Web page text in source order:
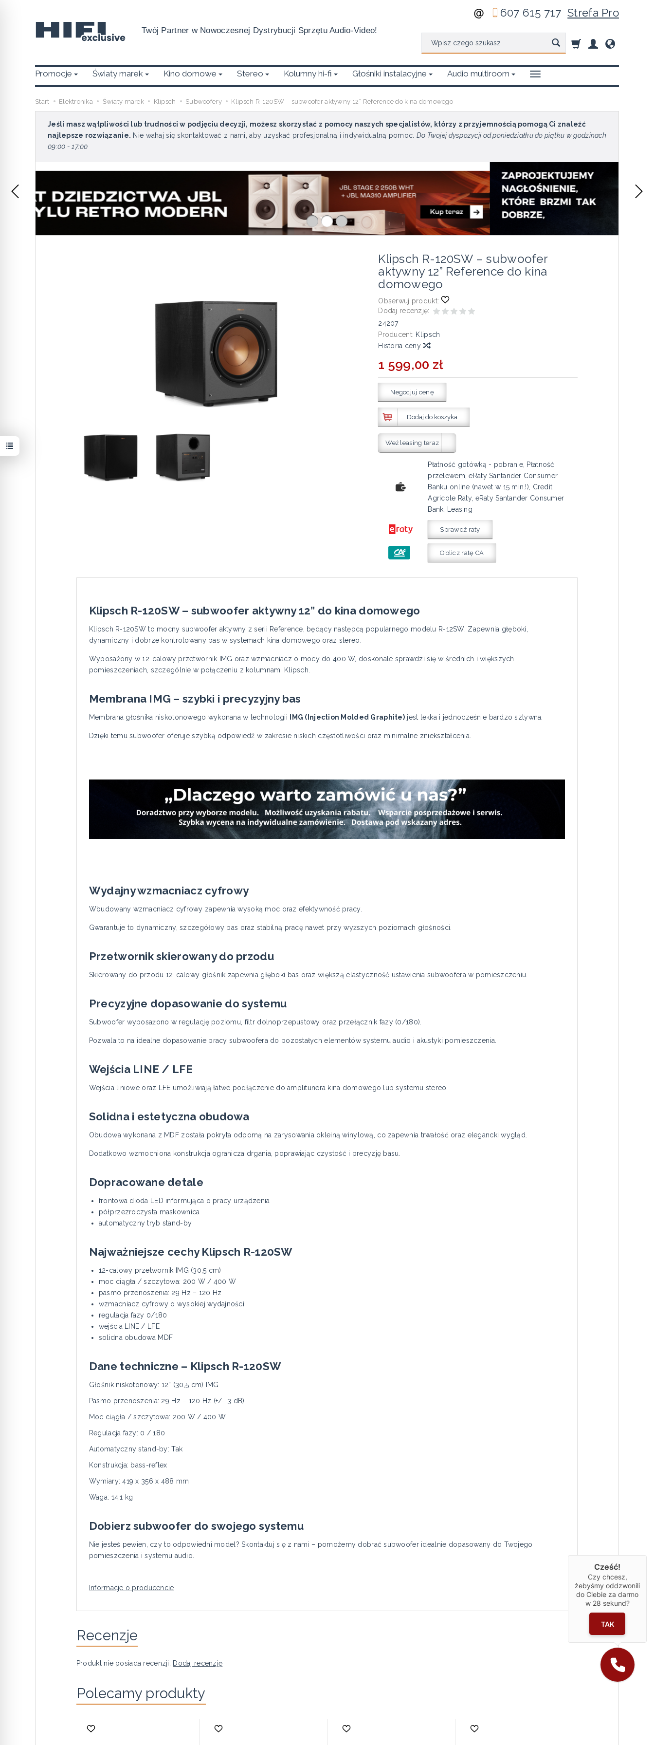
Twój Partner w Nowoczesnej Dystrybucji Sprzętu Audio-Video!
607 615 717Strefa Pro
Promocje Światy marek Kino domowe Stereo Kolumny hi-fi Głośniki instalacyjne Audio multiroom
Start Elektronika Światy marek Klipsch Subwoofery Klipsch R-120SW – subwoofer aktywny 12” Reference do kina domowego
Jeśli masz wątpliwości lub trudności w podjęciu decyzji, możesz skorzystać z pomocy naszych specjalistów, którzy z przyjemnością pomogą Ci znaleźć
najlepsze rozwiązanie. Nie wahaj się skontaktować z nami, aby uzyskać profesjonalną i indywidualną pomoc. Do Twojej dyspozycji od poniedziałku do piątku w godzinach
09:00 - 17:00
Klipsch R-120SW – subwoofer
aktywny 12” Reference do kina
domowego
Obserwuj produkt:
Dodaj recenzję:
24207
Producent: Klipsch
Historia ceny
1 599,00 zł
Negocjuj cenę
Dodaj do koszyka
Weź leasing teraz
Płatność gotówką - pobranie, Płatność
przelewem, eRaty Santander Consumer
Banku online (nawet w 15 min.!), Credit
Agricole Raty, eRaty Santander Consumer
Bank, Leasing
Sprawdź raty
Oblicz ratę CA
Klipsch R-120SW – subwoofer aktywny 12” do kina domowego
Klipsch R-120SW to mocny subwoofer aktywny z serii Reference, będący następcą popularnego modelu R-12SW. Zapewnia głęboki,
dynamiczny i dobrze kontrolowany bas w systemach kina domowego oraz stereo.
Wyposażony w 12-calowy przetwornik IMG oraz wzmacniacz o mocy do 400 W, doskonale sprawdzi się w średnich i większych
pomieszczeniach, szczególnie w połączeniu z kolumnami Klipsch.
Membrana IMG – szybki i precyzyjny bas
Membrana głośnika niskotonowego wykonana w technologii IMG (Injection Molded Graphite)jest lekka i jednocześnie bardzo sztywna.
Dzięki temu subwoofer oferuje szybką odpowiedź w zakresie niskich częstotliwości oraz minimalne zniekształcenia.
Wydajny wzmacniacz cyfrowy
Wbudowany wzmacniacz cyfrowy zapewnia wysoką moc oraz efektywność pracy.
Gwarantuje to dynamiczny, szczegółowy bas oraz stabilną pracę nawet przy wyższych poziomach głośności.
Przetwornik skierowany do przodu
Skierowany do przodu 12-calowy głośnik zapewnia głęboki bas oraz większą elastyczność ustawienia subwoofera w pomieszczeniu.
Precyzyjne dopasowanie do systemu
Subwoofer wyposażono w regulację poziomu, filtr dolnoprzepustowy oraz przełącznik fazy (0/180).
Pozwala to na idealne dopasowanie pracy subwoofera do pozostałych elementów systemu audio i akustyki pomieszczenia.
Wejścia LINE / LFE
Wejścia liniowe oraz LFE umożliwiają łatwe podłączenie do amplitunera kina domowego lub systemu stereo.
Solidna i estetyczna obudowa
Obudowa wykonana z MDF została pokryta odporną na zarysowania okleiną winylową, co zapewnia trwałość oraz elegancki wygląd.
Dodatkowo wzmocniona konstrukcja ogranicza drgania, poprawiając czystość i precyzję basu.
Dopracowane detale
frontowa dioda LED informująca o pracy urządzenia
półprzezroczysta maskownica
automatyczny tryb stand-by
Najważniejsze cechy Klipsch R-120SW
12-calowy przetwornik IMG (30,5 cm)
moc ciągła / szczytowa: 200 W / 400 W
pasmo przenoszenia: 29 Hz – 120 Hz
wzmacniacz cyfrowy o wysokiej wydajności
regulacja fazy 0/180
wejścia LINE / LFE
solidna obudowa MDF
Dane techniczne – Klipsch R-120SW
Głośnik niskotonowy: 12” (30,5 cm) IMG
Pasmo przenoszenia: 29 Hz – 120 Hz (+/- 3 dB)
Moc ciągła / szczytowa: 200 W / 400 W
Regulacja fazy: 0 / 180
Automatyczny stand-by: Tak
Konstrukcja: bass-reflex
Wymiary: 419 x 356 x 488 mm
Waga: 14,1 kg
Dobierz subwoofer do swojego systemu
Nie jesteś pewien, czy to odpowiedni model? Skontaktuj się z nami – pomożemy dobrać subwoofer idealnie dopasowany do Twojego
pomieszczenia i systemu audio.
Informacje o producencie
Recenzje
Produkt nie posiada recenzji. Dodaj recenzję
Polecamy produkty
Cześć!
Czy chcesz,
żebyśmy oddzwonili
do Ciebie za darmo
w 28 sekund?
TAK